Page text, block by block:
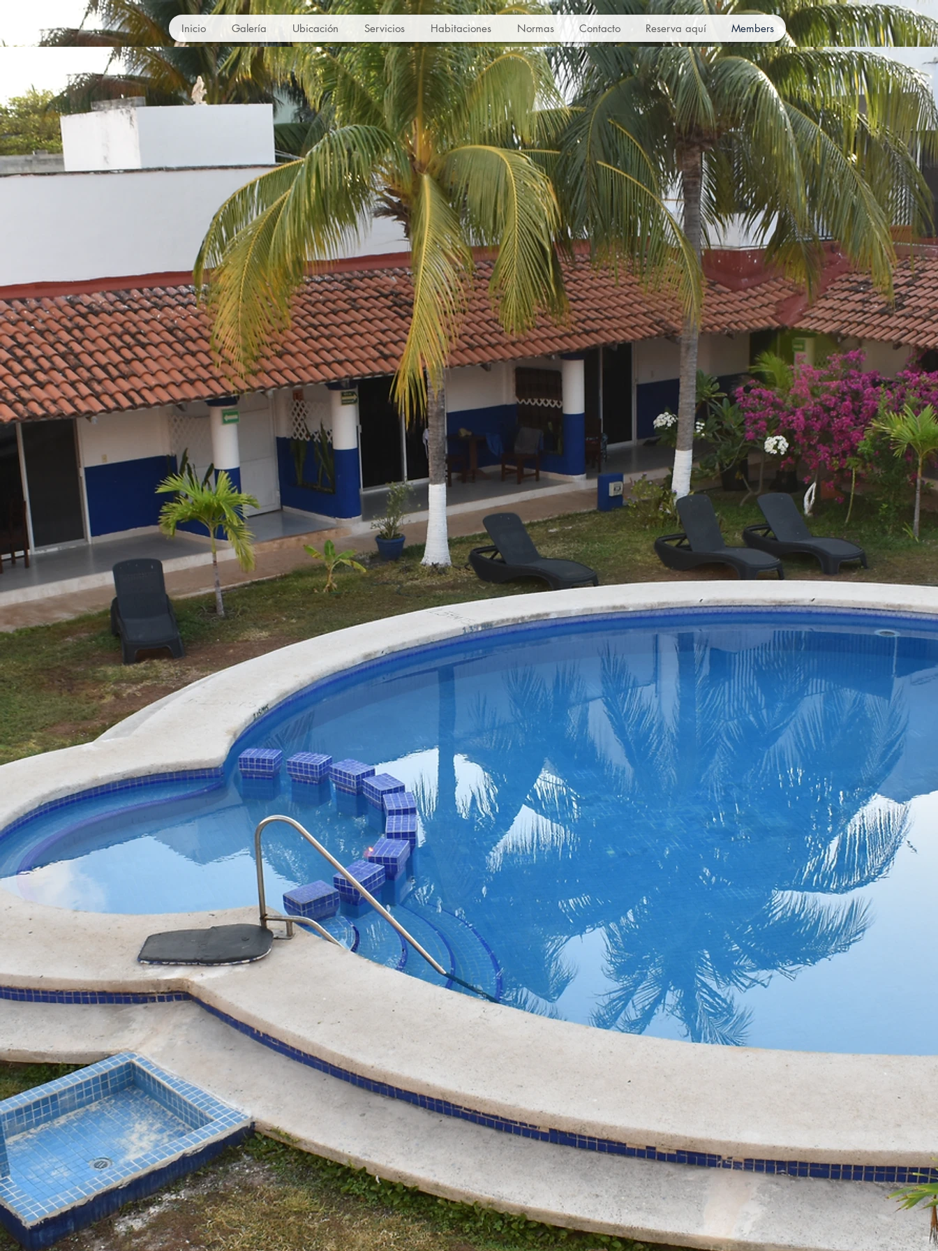
Inicio Galería Ubicación Servicios Habitaciones Normas Contacto Reserva aquí Members